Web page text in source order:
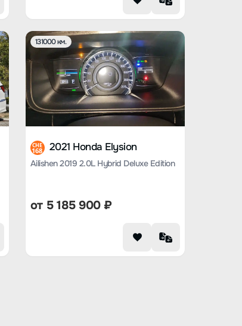
131000 км.
CHE
168 2021 Honda Elysion
Ailishen 2019 2.0L Hybrid Deluxe Edition
от 5 185 900₽